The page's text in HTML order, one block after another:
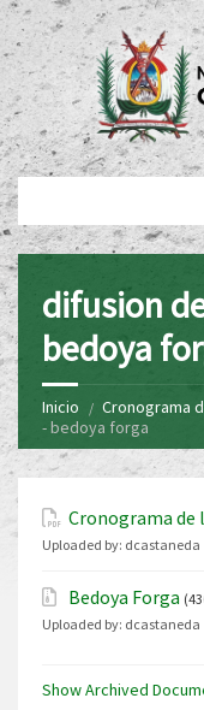
difusion
bedoya
Inicio Cronograma
- bedoya forga
Cronograma de
Uploaded by: dcastaneda
Bedoya Forga
Uploaded by: dcastaneda
Show Archived